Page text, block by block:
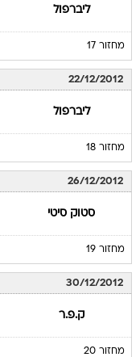
ליברפול
מחזור 17
22/12/2012
ליברפול
מחזור 18
26/12/2012
סטוק סיטי
מחזור 19
30/12/2012
ק.פ.ר
מחזור 20